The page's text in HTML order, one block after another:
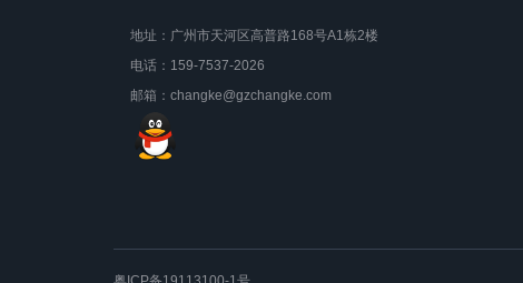
地址：广州市天河区高普路168号A1栋2楼
电话：159-7537-2026
邮箱：changke@gzchangke.com